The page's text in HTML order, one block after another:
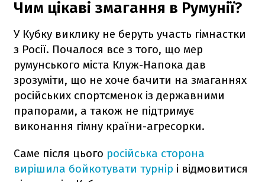
Чим цікаві змагання в Румунії?
У Кубку виклику не беруть участь гімнастки
з Росії. Почалося все з того, що мер
румунського міста Клуж-Напока дав
зрозуміти, що не хоче бачити на змаганнях
російських спортсменок із державними
прапорами, а також не підтримує
виконання гімну країни-агресорки.
Саме після цього російська сторона
вирішила бойкотувати турнір і відмовитися